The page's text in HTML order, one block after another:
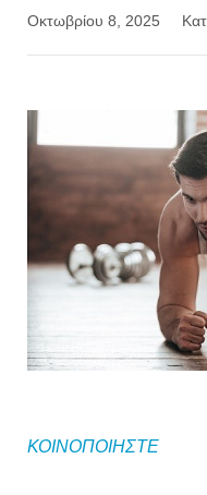
Οκτωβρίου 8, 2025
ΚΟΙΝΟΠΟΙΗΣΤΕ